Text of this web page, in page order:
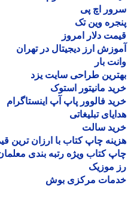
اچ پی
وین تک
دلار امروز
ارز دیجیتال در تهران
بار
طراحی سایت یزد
مانیتور استوک
فالوور پاپ آپ اینستاگرام
تبلیغاتی
سالت
چاپ کتاب با ارزان ترین قیمت
کتاب ویژه رتبه بندی معلمان
موزیک
مرکزی بوش